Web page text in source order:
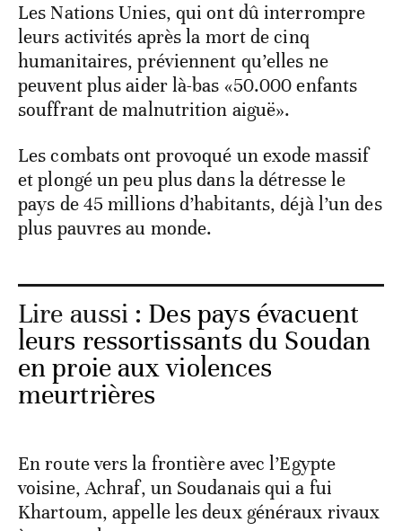
Les Nations Unies, qui ont dû interrompre
leurs activités après la mort de cinq
humanitaires, préviennent qu’elles ne
peuvent plus aider là-bas «50.000 enfants
souffrant de malnutrition aiguë».
Les combats ont provoqué un exode massif
et plongé un peu plus dans la détresse le
pays de 45 millions d’habitants, déjà l’un des
plus pauvres au monde.
Lire aussi : Des pays évacuent
leurs ressortissants du Soudan
en proie aux violences
meurtrières
En route vers la frontière avec l’Egypte
voisine, Achraf, un Soudanais qui a fui
Khartoum, appelle les deux généraux rivaux